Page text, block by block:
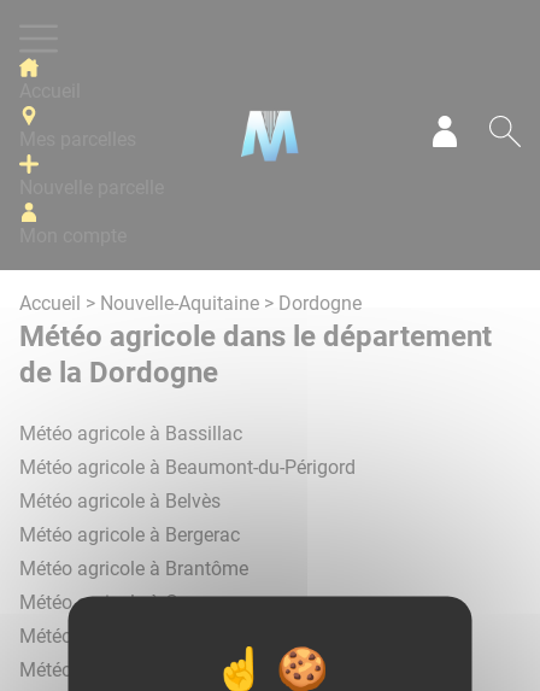
Accueil > Nouvelle-Aquitaine > Dordogne
Météo agricole dans le département
de la Dordogne
Météo agricole à Bassillac
Météo agricole à Beaumont-du-Périgord
Météo agricole à Belvès
Météo agricole à Bergerac
Météo agricole à Brantôme
Météo agricole à Carves
Météo agricole à Coursac
Météo agricole à Jumilhac-le-Grand